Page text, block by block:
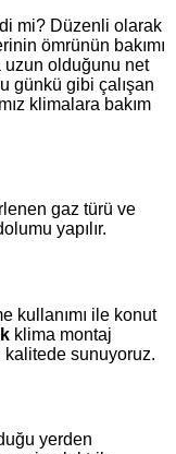
mi? Düzenli olarak
ömrünün bakımı
uzun olduğunu net
günkü gibi çalışan
klimalara bakım
gaz türü ve
yapılır.
kullanımı ile konut
klima montaj
sunuyoruz.
yerden